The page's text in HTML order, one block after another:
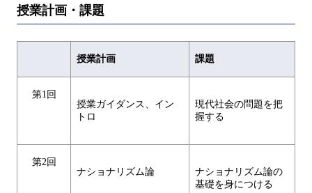
授業計画・課題
授業計画 課題
第1回
授業ガイダンス、イン
トロ
現代社会の問題を把
握する
第2回
ナショナリズム論
ナショナリズム論の
基礎を身につける